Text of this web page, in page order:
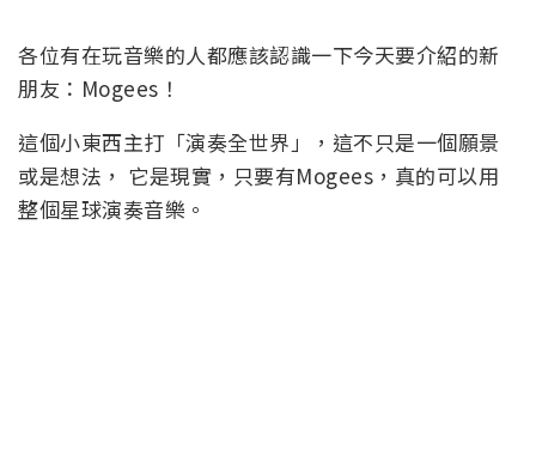
各位有在玩音樂的人都應該認識一下今天要介紹的新
朋友：Mogees！
這個小東西主打「演奏全世界」，這不只是一個願景
或是想法， 它是現實，只要有Mogees，真的可以用
整個星球演奏音樂。